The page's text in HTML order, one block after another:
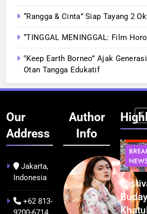
“Rangga & Cinta” Siap Tayang 2
“TINGGAL MENINGGAL: Film
‟Keep Earth Borneo” Ajak
Otan Tangga Edukatif
Our
Address
Jakarta,
Indonesia
+62 813-
Author
Info
BERITA
NEWS
Kualitas
Pramuwisata
Dukung
TEKNOLOGI
Indonesia
Resmi
Bangun AI